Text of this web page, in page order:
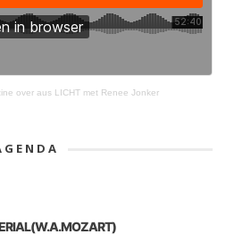
over aus LICHT met Renee Jonker